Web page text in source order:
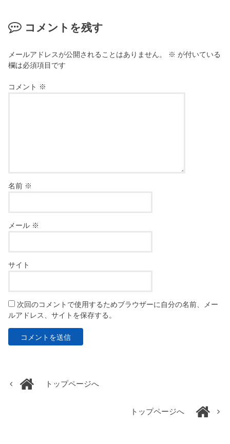
コメントを残す
メールアドレスが公開されることはありません。 ※ が付いている
欄は必須項目です
コメント ※
名前 ※
メール ※
サイト
次回のコメントで使用するためブラウザーに自分の名前、メー
ルアドレス、サイトを保存する。
トップページへ
トップページへ